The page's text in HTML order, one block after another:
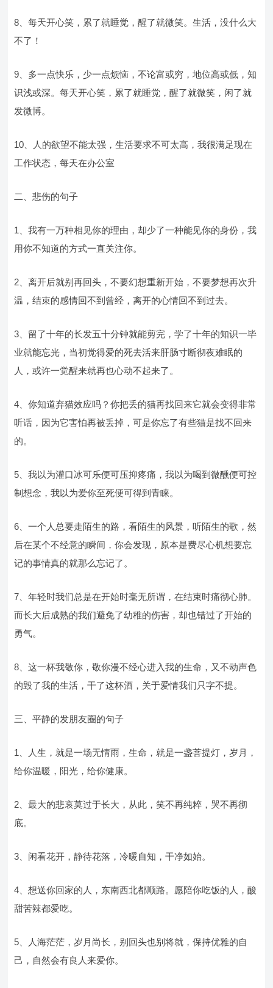
8、每天开心笑，累了就睡觉，醒了就微笑。生活，没什么大
不了！
9、多一点快乐，少一点烦恼，不论富或穷，地位高或低，知
识浅或深。每天开心笑，累了就睡觉，醒了就微笑，闲了就
发微博。
10、人的欲望不能太强，生活要求不可太高，我很满足现在
工作状态，每天在办公室
二、悲伤的句子
1、我有一万种相见你的理由，却少了一种能见你的身份，我
用你不知道的方式一直关注你。
2、离开后就别再回头，不要幻想重新开始，不要梦想再次升
温，结束的感情回不到曾经，离开的心情回不到过去。
3、留了十年的长发五十分钟就能剪完，学了十年的知识一毕
业就能忘光，当初觉得爱的死去活来肝肠寸断彻夜难眠的
人，或许一觉醒来就再也心动不起来了。
4、你知道弃猫效应吗？你把丢的猫再找回来它就会变得非常
听话，因为它害怕再被丢掉，可是你忘了有些猫是找不回来
的。
5、我以为灌口冰可乐便可压抑疼痛，我以为喝到微醺便可控
制想念，我以为爱你至死便可得到青睐。
6、一个人总要走陌生的路，看陌生的风景，听陌生的歌，然
后在某个不经意的瞬间，你会发现，原本是费尽心机想要忘
记的事情真的就那么忘记了。
7、年轻时我们总是在开始时毫无所谓，在结束时痛彻心肺。
而长大后成熟的我们避免了幼稚的伤害，却也错过了开始的
勇气。
8、这一杯我敬你，敬你漫不经心进入我的生命，又不动声色
的毁了我的生活，干了这杯酒，关于爱情我们只字不提。
三、平静的发朋友圈的句子
1、人生，就是一场无情雨，生命，就是一盏菩提灯，岁月，
给你温暖，阳光，给你健康。
2、最大的悲哀莫过于长大，从此，笑不再纯粹，哭不再彻
底。
3、闲看花开，静待花落，冷暖自知，干净如始。
4、想送你回家的人，东南西北都顺路。愿陪你吃饭的人，酸
甜苦辣都爱吃。
5、人海茫茫，岁月尚长，别回头也别将就，保持优雅的自
己，自然会有良人来爱你。